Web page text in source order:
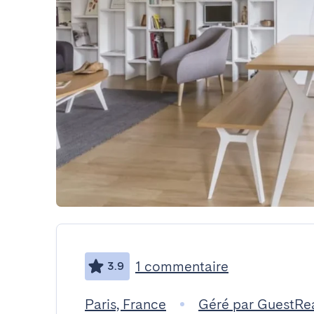
3.9 1 commentaire
Paris, France Géré par